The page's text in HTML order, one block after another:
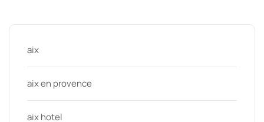
aix
aix en provence
aix hotel